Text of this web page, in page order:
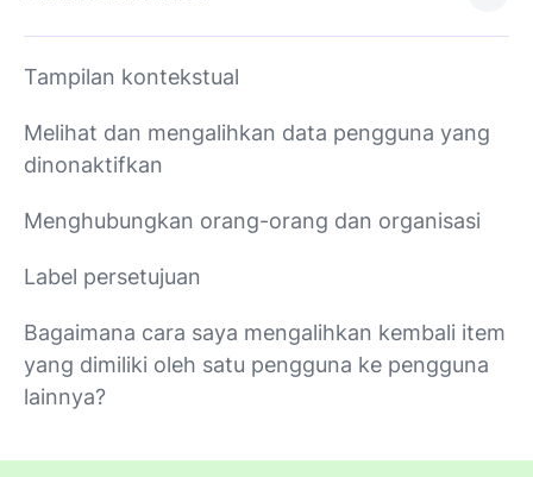
Tampilan kontekstual
Melihat dan mengalihkan data pengguna yang
dinonaktifkan
Menghubungkan orang-orang dan organisasi
Label persetujuan
Bagaimana cara saya mengalihkan kembali item
yang dimiliki oleh satu pengguna ke pengguna
lainnya?